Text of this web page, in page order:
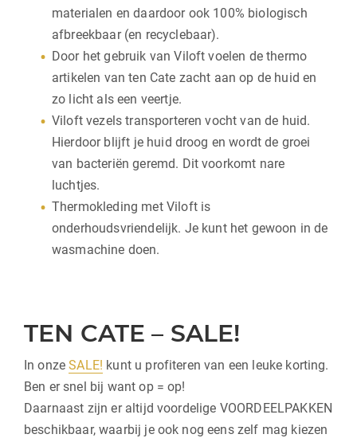
materialen en daardoor ook 100% biologisch
afbreekbaar (en recyclebaar).
Door het gebruik van Viloft voelen de thermo
artikelen van ten Cate zacht aan op de huid en
zo licht als een veertje.
Viloft vezels transporteren vocht van de huid.
Hierdoor blijft je huid droog en wordt de groei
van bacteriën geremd. Dit voorkomt nare
luchtjes.
Thermokleding met Viloft is
onderhoudsvriendelijk. Je kunt het gewoon in de
wasmachine doen.
TEN CATE – SALE!
In onzeSALE! kunt u profiteren van een leuke korting.
Ben er snel bij want op = op!
Daarnaast zijn er altijd voordelige VOORDEELPAKKEN
beschikbaar, waarbij je ook nog eens zelf mag kiezen